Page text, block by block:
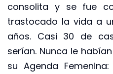
consolita y se fue
trastocado la vida a
años. Casi 30 de
serían. Nunca le
su Agenda